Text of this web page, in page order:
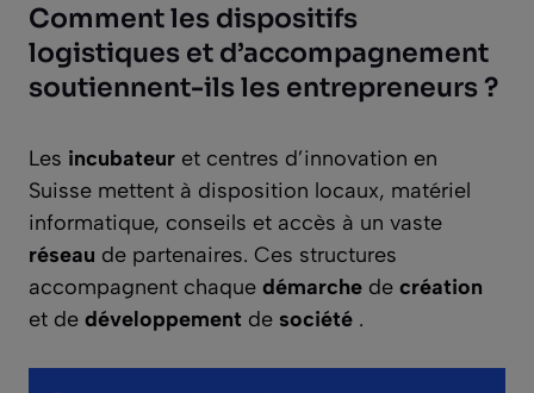
Comment les dispositifs
logistiques et d’accompagnement
soutiennent-ils les entrepreneurs ?
Les incubateur et centres d’innovation en
Suisse mettent à disposition locaux, matériel
informatique, conseils et accès à un vaste
réseau de partenaires. Ces structures
accompagnent chaque démarche de création
et de développement de société .